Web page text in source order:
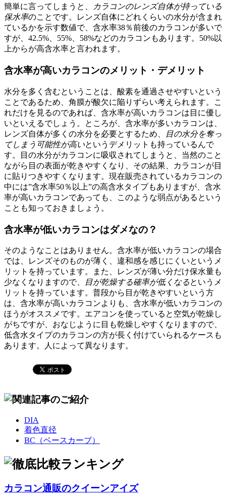
簡単に言ってしまうと、
カラコンのレンズ自体が持っている
保水率のことです。レンズ自体にどれくらいの水分が含まれ
ているかを示す数値で、含水率38％前後のカラコンが多いで
すが、42.5%、55%、58%などのカラコンもあります。50%以
上からが高含水率と言われます。
含水率が高いカラコンのメリット・デメリット
水分を多く含むということは、酸素を通過させやすいという
ことであるため、角膜が酸欠に陥りずらい考えられます。こ
れだけを見るのであれば、含水率が高いカラコンは目に優し
いといえるでしょう。ところが、含水率が多いカラコンは、
レンズ自体が多くの水分を必要とするため、
目の水分を奪っ
てしまう可能性が高いというデメリットも持っているんで
す。目の水分がカラコンに吸収されてしまうと、当然のこと
ながら目の表面が乾きやすくなり、その結果、カラコンが目
に貼りつきやすくなります。現在販売されているカラコンの
中には”含水率50％以上”の高含水タイプもありますが、含水
率が高いカラコンであっても、このような弱点があるという
ことも知っておきましょう。
含水率が低いカラコンはダメなの？
そのようなことはありません。含水率が低いカラコンの場合
では、レンズそのものが薄く、違和感を感じにくいというメ
リットを持っています。また、レンズが薄い分だけ保水量も
少なくなりますので、
目が乾燥する確率が低くなるというメ
リットを持っています。普段から目が乾きやすいという方
は、含水率が高いカラコンよりも、含水率が低いカラコンの
ほうがオススメです。エアコンを使っていると空気が乾燥し
がちですが、おなじように目も乾燥しやすくなりますので、
低含水タイプのカラコンの方が長く付けていられるケースも
あります。人によって異なります。
DIA
着色直径
BC（ベースカーブ）
カラコン通販のクイーンアイズ